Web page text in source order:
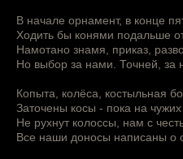
В начале орнамент, в конце
Ходить бы конями подальше
Намотано знамя, приказ,
Но выбор за нами. Точней, за
Копыта, колёса, костыльная
Заточены косы - пока на чужих
Не рухнут колоссы, нам с
Все наши доносы написаны о